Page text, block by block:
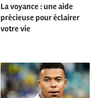
La voyance : une aide
précieuse pour éclairer
votre vie